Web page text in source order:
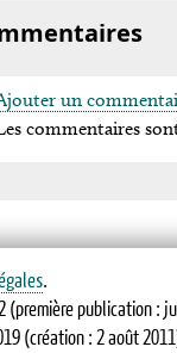
un
commentaires
.
(première publication :
(création : 2 août